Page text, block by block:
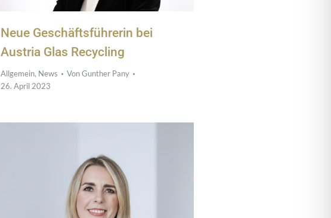
Neue Geschäftsführerin bei
Austria Glas Recycling
Allgemein, News VonGunther Pany
26. April 2023